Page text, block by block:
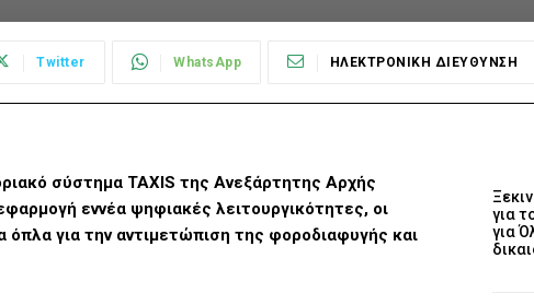
Twitter WhatsApp ΗΛΕΚΤΡΟΝΙΚΗ ΔΙΕΥΘΥΝΣΗ
σύστημα ΤΑΧΙS της Ανεξάρτητης Αρχής
εννέα ψηφιακές λειτουργικότητες, οι
για την αντιμετώπιση της φοροδιαφυγής και
για
για